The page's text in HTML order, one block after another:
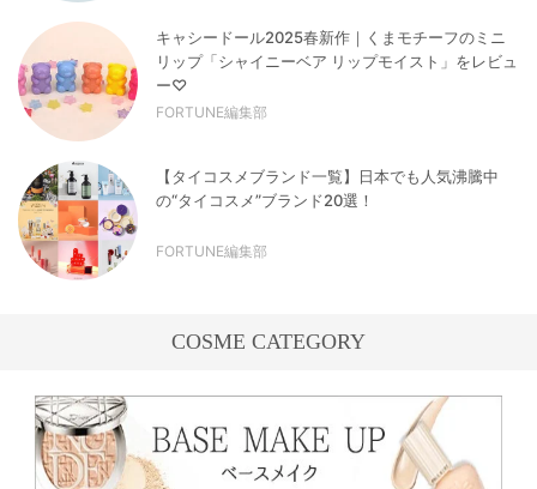
キャシードール2025春新作｜くまモチーフのミニ
リップ「シャイニーベア リップモイスト」をレビュ
ー♡
FORTUNE編集部
【タイコスメブランド一覧】日本でも人気沸騰中
の“タイコスメ”ブランド20選！
FORTUNE編集部
COSME CATEGORY